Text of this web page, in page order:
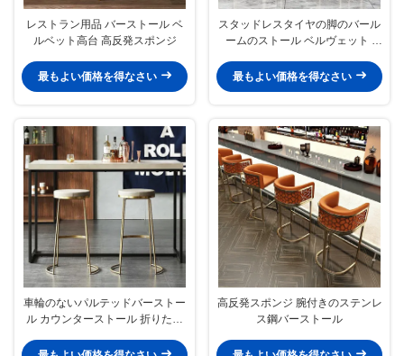
レストラン用品 バーストール ベ
ルベット高台 高反発スポンジ
最もよい価格を得なさい
スタッドレスタイヤの脚のバール
ームのストール ベルヴェット /
最もよい価格を得なさい
車輪のないパルテッドバーストー
ル カウンターストール 折りたた
高反発スポンジ 腕付きのステンレ
ス鋼バーストール